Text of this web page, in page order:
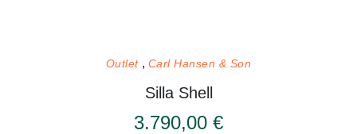
Outlet Carl Hansen & Son
Silla Shell
3.790,00 €